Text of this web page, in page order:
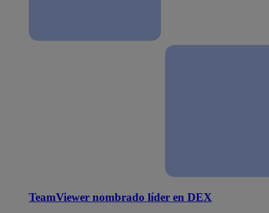
TeamViewer nombrado líder en DEX